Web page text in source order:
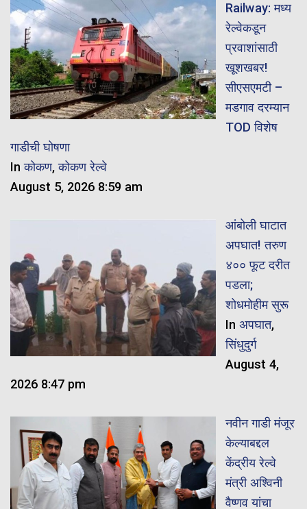
Railway: मध्य
रेल्वेकडून
प्रवाशांसाठी
खूशखबर!
सीएसएमटी –
मडगाव दरम्यान
TOD विशेष
गाडीची घोषणा
Inकोकण,कोकण रेल्वे
August 5, 2026 8:59 am
आंबोली घाटात
अपघात! तरुण
४०० फूट दरीत
पडला;
शोधमोहीम सुरू
In अपघात,
सिंधुदुर्ग
August 4,
2026 8:47 pm
नवीन गाडी मंजूर
केल्याबद्दल
केंद्रीय रेल्वे
मंत्री अश्विनी
वैष्णव यांचा